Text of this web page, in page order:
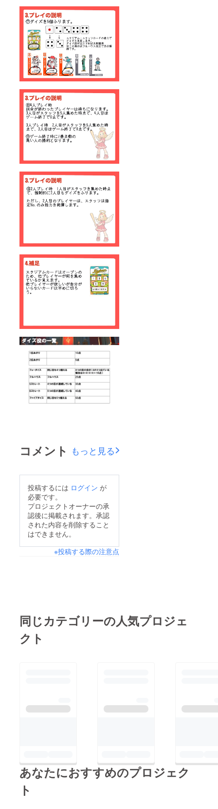
コメント もっと見る
投稿するには ログイン が
必要です。
プロジェクトオーナーの承
認後に掲載されます。承認
された内容を削除すること
はできません。
※投稿する際の注意点
同じカテゴリーの人気プロジェ
クト
あなたにおすすめのプロジェク
ト